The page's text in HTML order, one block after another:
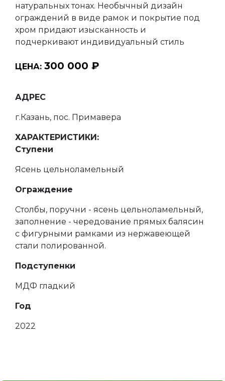
натуральных тонах. Необычный дизайн
ограждений в виде рамок и покрытие под
хром придают изысканность и
подчеркивают индивидуальный стиль
ЦЕНА: 300 000 ₽
АДРЕС
г.Казань, пос. Примавера
ХАРАКТЕРИСТИКИ:
Ступени
Ясень цельноламельный
Ограждение
Столбы, поручни - ясень цельноламельный,
заполнение - чередование прямых балясин
с фигурными рамками из нержавеющей
стали полированной.
Подступенки
МДФ гладкий
Год
2022